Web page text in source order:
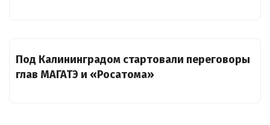
Под Калининградом стартовали переговоры
глав МАГАТЭ и «Росатома»